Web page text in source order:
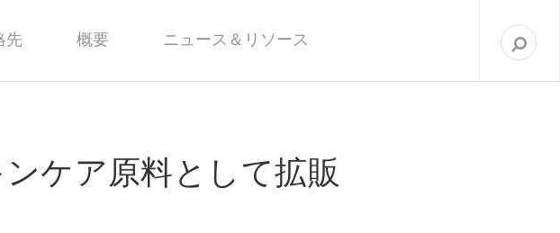
先 概要 ニュース＆リソース
ケア原料として拡販